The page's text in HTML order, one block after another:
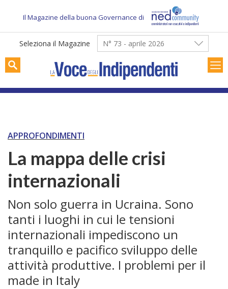
content
Il Magazine della buona Governance di
Seleziona il Magazine N° 73 - aprile 2026
APPROFONDIMENTI
La mappa delle crisi
internazionali
Non solo guerra in Ucraina. Sono
tanti i luoghi in cui le tensioni
internazionali impediscono un
tranquillo e pacifico sviluppo delle
attività produttive. I problemi per il
made in Italy